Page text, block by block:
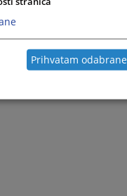
Prihvatam odabrane